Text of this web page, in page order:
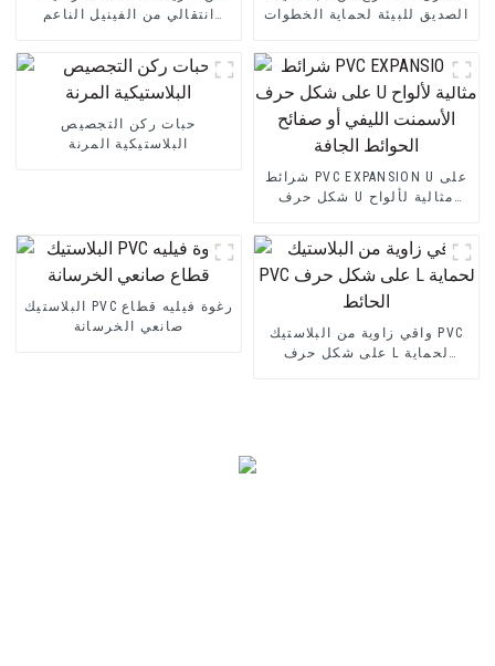
انتقالي من الفينيل الناعم
الصديق للبيئة لحماية الخطوات
حبات ركن التجصيص
البلاستيكية المرنة
شرائط PVC EXPANSION U على
شكل حرف U مثالية لألواح
الحوائط الجافة
البلاستيك PVC رغوة فيليه قطاع
صانعي الخرسانة
واقي زاوية من البلاستيك PVC
على شكل حرف L لحماية